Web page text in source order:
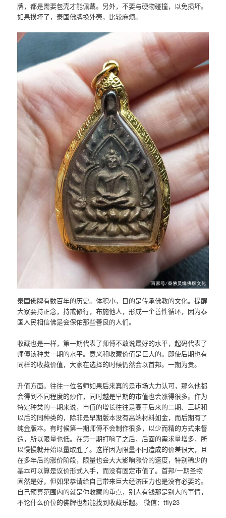
牌，都是需要包壳才能佩戴。另外，不要与硬物碰撞，以免损坏。
如果损坏了，泰国佛牌换外壳，比较麻烦。
泰国佛牌有数百年的历史。体积小，目的是传承佛教的文化。提醒
大家要持正念，持戒修行，布施他人，形成一个善性循环，因为泰
国人民相信佛是会保佑那些善良的人们。
收藏也是一样，第一期代表了师傅不敢说最好的水平，起码代表了
师傅该种类一期的水平。意义和收藏价值是巨大的。即使后期也有
同样的收藏价值，大家在选择的时候仍然会以首邦。一期为贵。
升值方面。往往一位名师如果后来真的是市场大力认可，那么他都
会得到不同程度的炒作，同时越是早期的市值也会涨得很多。作为
特定种类的一期来说，市值的增长往往是高于后来的二期、三期和
以后的同种类的，除非是早期版本没有高端材料如金，而后期有了
纯金版本。有时候第一期师傅不会制作很多，以少而精的方式来督
造，所以限量也低。在第一期打响了之后，后面的需求量增多，所
以慢慢就开始以量取胜了。这样因为限量不同造成的价差很大，且
在多年后的涨价阶段，限量也会大大影响涨价的速度，特别稀少的
基本可以算是议价形式入手，而没有固定市值了。首邦/一期圣物
固然是好，但如果恭请给自己带来巨大经济压力也是没有必要的。
自己预算范围内的就是你收藏的重点，别人有钱那是别人的事情，
不论什么价位的佛牌也都能找到收藏乐趣。 微信：tfly23